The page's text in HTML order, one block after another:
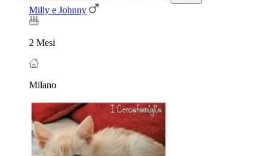
Milly e Johnny
2 Mesi
Milano